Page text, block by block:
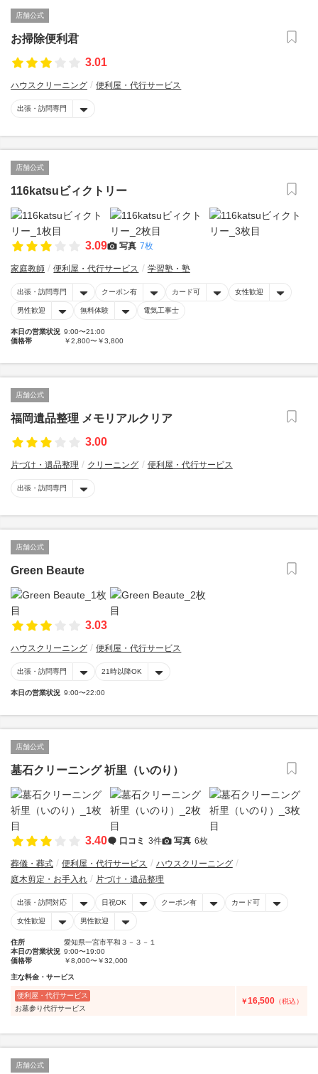
店舗公式
お掃除便利君
3.01
ハウスクリーニング 便利屋・代行サービス
出張・訪問専門
店舗公式
116katsuビィクトリー
3.09 写真 7枚
家庭教師 便利屋・代行サービス 学習塾・塾
出張・訪問専門 クーポン有 カード可 女性歓迎
男性歓迎 無料体験 電気工事士
本日の営業状況 9:00〜21:00
価格帯
￥2,800〜￥3,800
店舗公式
福岡遺品整理 メモリアルクリア
3.00
片づけ・遺品整理 クリーニング 便利屋・代行サービス
出張・訪問専門
店舗公式
Green Beaute
3.03
ハウスクリーニング 便利屋・代行サービス
出張・訪問専門 21時以降OK
本日の営業状況 9:00〜22:00
店舗公式
墓石クリーニング 祈里（いのり）
3.40 口コミ 3件 写真 6枚
葬儀・葬式 便利屋・代行サービス
ハウスクリーニング
庭木剪定・お手入れ
片づけ・遺品整理
出張・訪問対応 日祝OK クーポン有 カード可
女性歓迎 男性歓迎
住所
愛知県一宮市平和３－３－１
本日の営業状況 9:00〜19:00
価格帯
￥8,000〜￥32,000
主な料金・サービス
便利屋・代行サービス
お墓参り代行サービス
￥16,500 （税込）
店舗公式